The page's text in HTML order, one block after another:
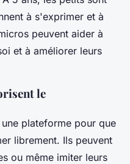
à s'exprimer et à
peuvent aider à
et à améliorer leurs
le
plateforme pour que
librement. Ils peuvent
ou même imiter leurs